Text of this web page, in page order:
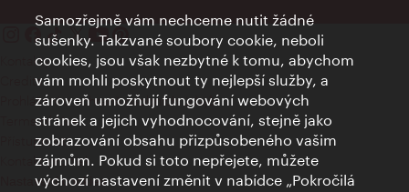
Kontakty
Credits
Prohlášení o ochraně osobních údajů
Terms of Use
Přístupnost
Kontakt pro tisk
Nastavení cookies
Samozřejmě vám nechceme nutit žádné
sušenky. Takzvané soubory cookie, neboli
cookies, jsou však nezbytné k tomu, abychom
vám mohli poskytnout ty nejlepší služby, a
zároveň umožňují fungování webových
stránek a jejich vyhodnocování, stejně jako
zobrazování obsahu přizpůsobeného vašim
zájmům. Pokud si toto nepřejete, můžete
výchozí nastavení změnit v nabídce „Pokročilá